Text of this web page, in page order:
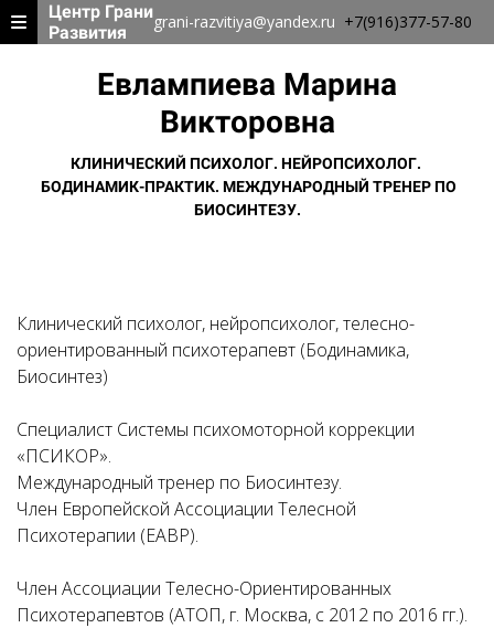
Центр Грани
Развития
grani-razvitiya@yandex.ru +7(916)377-57-80
Евлампиева Марина
Викторовна
КЛИНИЧЕСКИЙ ПСИХОЛОГ. НЕЙРОПСИХОЛОГ.
БОДИНАМИК-ПРАКТИК. МЕЖДУНАРОДНЫЙ ТРЕНЕР ПО
БИОСИНТЕЗУ.
Клинический психолог, нейропсихолог, телесно-
ориентированный психотерапевт (Бодинамика,
Биосинтез)
Специалист Системы психомоторной коррекции
«ПСИКОР».
Международный тренер по Биосинтезу.
Член Европейской Ассоциации Телесной
Психотерапии (EABP).
Член Ассоциации Телесно-Ориентированных
Психотерапевтов (АТОП, г. Москва, с 2012 по 2016 гг.).